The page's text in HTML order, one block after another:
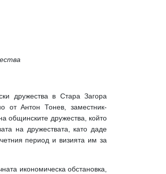
дружества в Стара Загора
от Антон Тонев, заместник-
общинските дружества, който
на дружествата, като даде
период и визията им за
икономическа обстановка,